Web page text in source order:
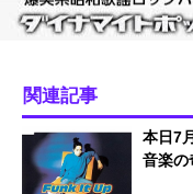
関連記事
本日7
音楽の